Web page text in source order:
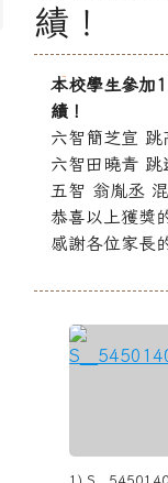
績！
本校學生參加
績！
六智簡芝宣
六智田曉青
五智 翁胤丞
恭喜以上獲獎
感謝各位家長